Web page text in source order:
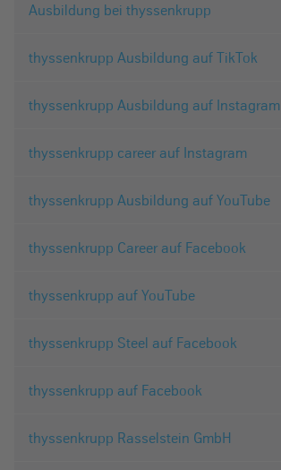
Ausbildung bei thyssenkrupp
thyssenkrupp Ausbildung auf TikTok
thyssenkrupp Ausbildung auf Instagram
thyssenkrupp career auf Instagram
thyssenkrupp Ausbildung auf YouTube
thyssenkrupp Career auf Facebook
thyssenkrupp auf YouTube
thyssenkrupp Steel auf Facebook
thyssenkrupp auf Facebook
thyssenkrupp Rasselstein GmbH